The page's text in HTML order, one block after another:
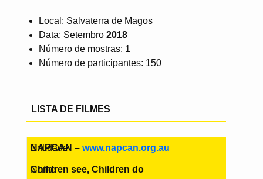
Local: Salvaterra de Magos
Data: Setembro2018
Número de mostras: 1
Número de participantes: 150
LISTA DE FILMES
Entidade
NAPCAN –www.napcan.org.au
Nome
Children see, Children do